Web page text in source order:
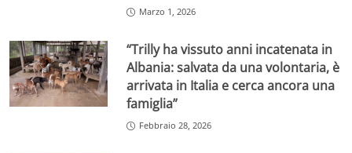
Marzo 1, 2026
“Trilly ha vissuto anni incatenata in
Albania: salvata da una volontaria, è
arrivata in Italia e cerca ancora una
famiglia”
Febbraio 28, 2026